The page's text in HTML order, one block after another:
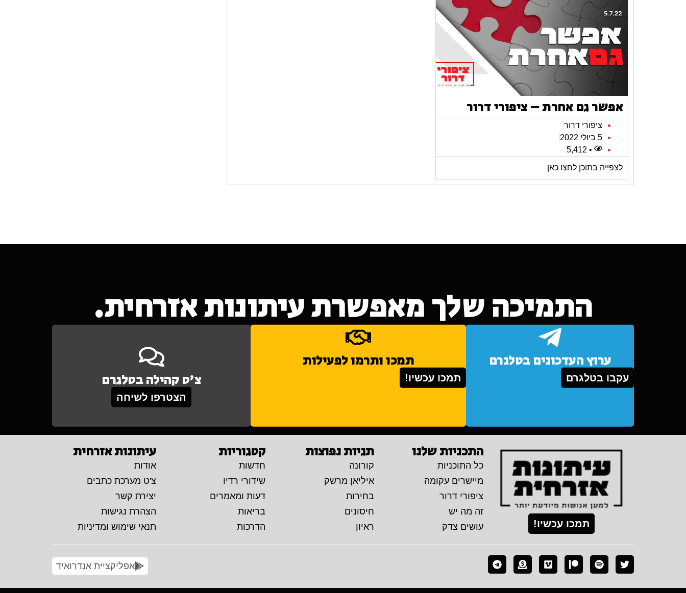
אפשר גם אחרת – ציפורי דרור
ציפורי דרור
5 ביולי 2022
• 5,412
לצפייה בתוכן לחצו כאן
התמיכה שלך מאפשרת עיתונות אזרחית.
ערוץ העדכונים בטלגרם
עקבו בטלגרם
תמכו ותרמו לפעילות
תמכו עכשיו! צ'ט קהילה בטלגרם
הצטרפו לשיחה
תמכו עכשיו!
התכניות שלנו
כל התוכניות
מיישרים עקומה
ציפורי דרור
זה מה יש
עושים צדק
תגיות נפוצות
קורונה
איליאן מרשק
בחירות
חיסונים
ראיון
קטגוריות
חדשות
שידורי רדיו
דעות ומאמרים
בריאות
הדרכות
עיתונות אזרחית
אודות
צ'ט מערכת כתבים
יצירת קשר
הצהרת נגישות
תנאי שימוש ומדיניות
אפליקציית אנדרואיד